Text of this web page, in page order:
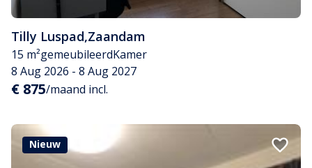
Tilly Luspad,Zaandam
15 m²gemeubileerdKamer
8 Aug 2026 - 8 Aug 2027
€ 875/maand incl.
Nieuw